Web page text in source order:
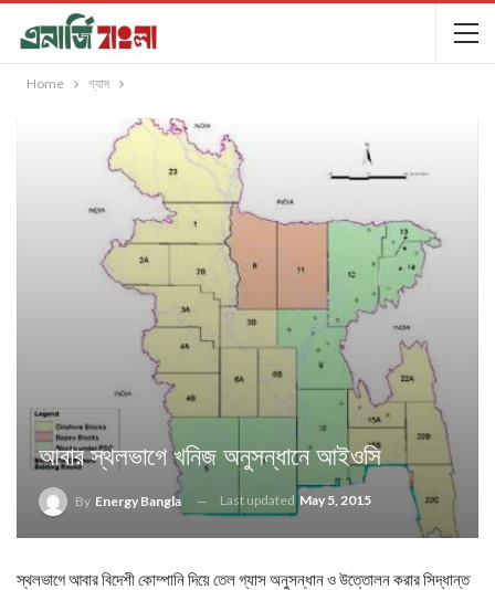
Home গ্যাস
আবার স্থলভাগে খনিজ অনুসন্ধানে আইওসি
By Energy Bangla Last updated May 5, 2015
স্থলভাগে আবার বিদেশী কোম্পানি দিয়ে তেল গ্যাস অনুসন্ধান ও উত্তোলন করার সিদ্ধান্ত